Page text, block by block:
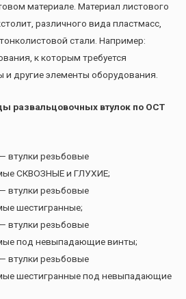
материале. Материал листового
различного вида пластмасс,
стали. Например:
к которым требуется
и другие элементы оборудования.
развальцовочных втулок по ОСТ
втулки резьбовые
СКВОЗНЫЕ и ГЛУХИЕ;
втулки резьбовые
шестигранные;
втулки резьбовые
под невыпадающие винты;
втулки резьбовые
шестигранные под невыпадающие